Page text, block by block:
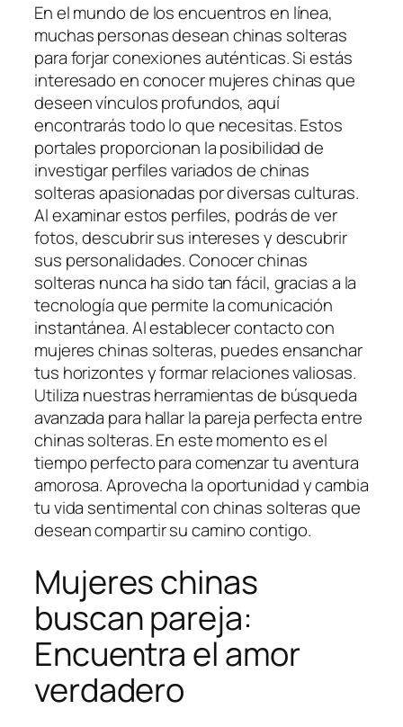
En el mundo de los encuentros en línea,
muchas personas desean chinas solteras
para forjar conexiones auténticas. Si estás
interesado en conocer mujeres chinas que
deseen vínculos profundos, aquí
encontrarás todo lo que necesitas. Estos
portales proporcionan la posibilidad de
investigar perfiles variados de chinas
solteras apasionadas por diversas culturas.
Al examinar estos perfiles, podrás de ver
fotos, descubrir sus intereses y descubrir
sus personalidades. Conocer chinas
solteras nunca ha sido tan fácil, gracias a la
tecnología que permite la comunicación
instantánea. Al establecer contacto con
mujeres chinas solteras, puedes ensanchar
tus horizontes y formar relaciones valiosas.
Utiliza nuestras herramientas de búsqueda
avanzada para hallar la pareja perfecta entre
chinas solteras. En este momento es el
tiempo perfecto para comenzar tu aventura
amorosa. Aprovecha la oportunidad y cambia
tu vida sentimental con chinas solteras que
desean compartir su camino contigo.
Mujeres chinas
buscan pareja:
Encuentra el amor
verdadero